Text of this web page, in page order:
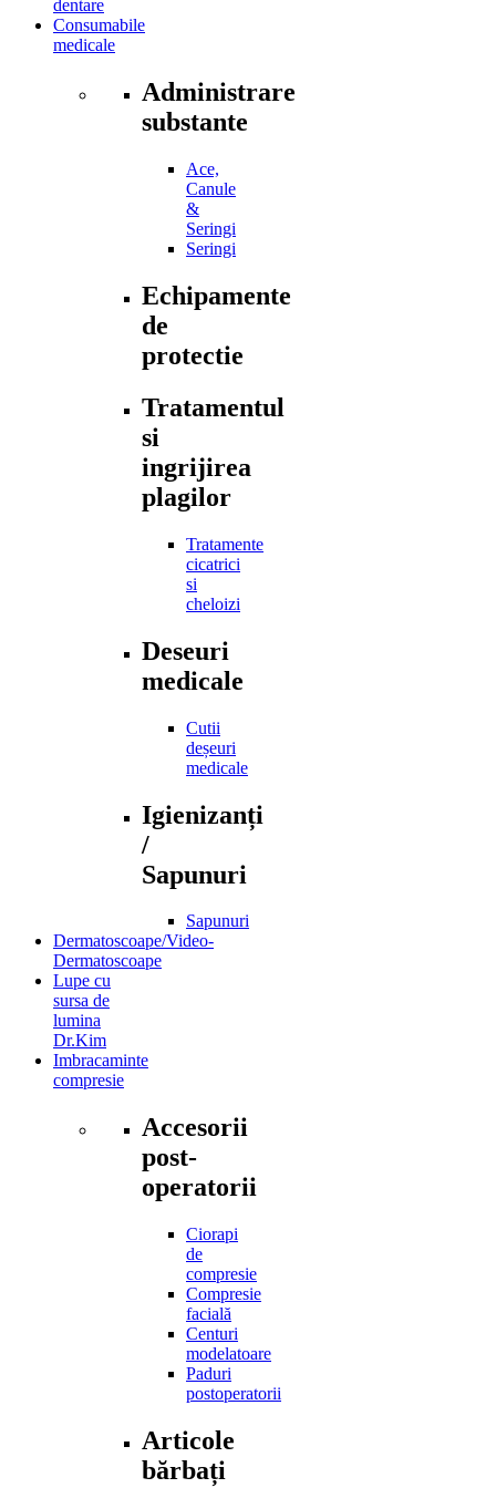
dentare
Consumabile
medicale
Administrare
substante
Ace,
Canule
&
Seringi
Seringi
Echipamente
de
protectie
Tratamentul
si
ingrijirea
plagilor
Tratamente
cicatrici
si
cheloizi
Deseuri
medicale
Cutii
deșeuri
medicale
Igienizanți
/
Sapunuri
Sapunuri
Dermatoscoape/Video-
Dermatoscoape
Lupe cu
sursa de
lumina
Dr.Kim
Imbracaminte
compresie
Accesorii
post-
operatorii
Ciorapi
de
compresie
Compresie
facială
Centuri
modelatoare
Paduri
postoperatorii
Articole
bărbați